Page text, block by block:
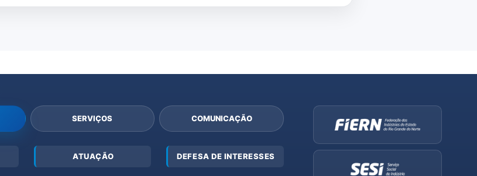
SERVIÇOS COMUNICAÇÃO
ATUAÇÃO DEFESA DE INTERESSES